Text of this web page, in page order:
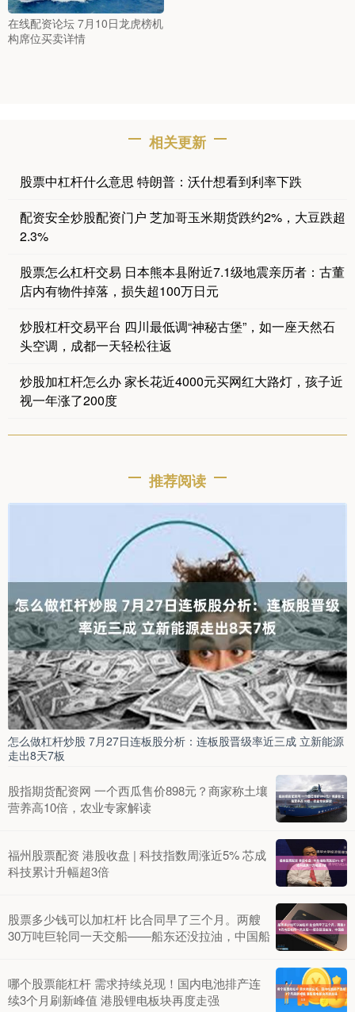
在线配资论坛 7月10日龙虎榜机
构席位买卖详情
相关更新
股票中杠杆什么意思 特朗普：沃什想看到利率下跌
配资安全炒股配资门户 芝加哥玉米期货跌约2%，大豆跌超
2.3%
股票怎么杠杆交易 日本熊本县附近7.1级地震亲历者：古董
店内有物件掉落，损失超100万日元
炒股杠杆交易平台 四川最低调“神秘古堡”，如一座天然石
头空调，成都一天轻松往返
炒股加杠杆怎么办 家长花近4000元买网红大路灯，孩子近
视一年涨了200度
推荐阅读
怎么做杠杆炒股 7月27日连板股分析：连板股晋级率近三成 立新能源
走出8天7板
股指期货配资网 一个西瓜售价898元？商家称土壤
营养高10倍，农业专家解读
福州股票配资 港股收盘 | 科技指数周涨近5% 芯成
科技累计升幅超3倍
股票多少钱可以加杠杆 比合同早了三个月。两艘
30万吨巨轮同一天交船——船东还没拉油，中国船
哪个股票能杠杆 需求持续兑现！国内电池排产连
续3个月刷新峰值 港股锂电板块再度走强